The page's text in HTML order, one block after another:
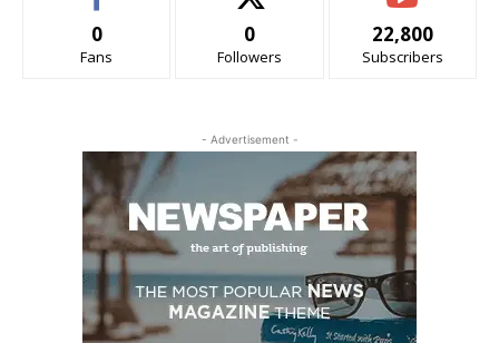
0
Fans
0
Followers
22,800
Subscribers
- Advertisement -